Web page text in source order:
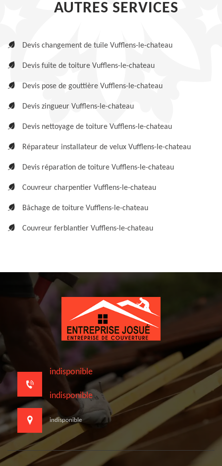
AUTRES SERVICES
Devis changement de tuile Vufflens-le-chateau
Devis fuite de toiture Vufflens-le-chateau
Devis pose de gouttière Vufflens-le-chateau
Devis zingueur Vufflens-le-chateau
Devis nettoyage de toiture Vufflens-le-chateau
Réparateur installateur de velux Vufflens-le-chateau
Devis réparation de toiture Vufflens-le-chateau
Couvreur charpentier Vufflens-le-chateau
Bâchage de toiture Vufflens-le-chateau
Couvreur ferblantier Vufflens-le-chateau
indisponible
indisponible
indisponible